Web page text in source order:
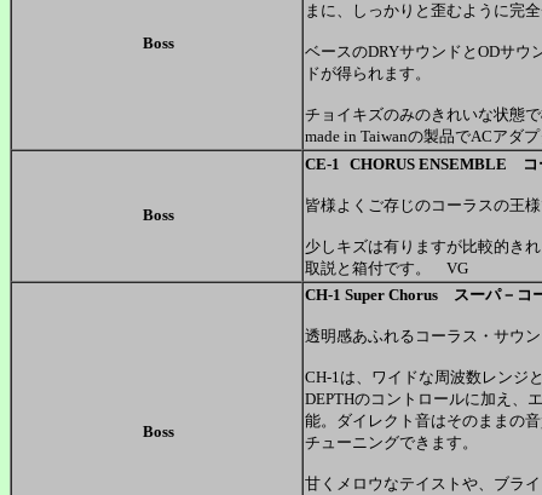
Boss
まに、しっかりと歪むように完
ベースのDRYサウンドとODサウ
ドが得られます。
チョイキズのみのきれいな状態
made in Taiwanの製品でACアダ
Boss
CE-1 CHORUS ENSEMBLE コ
皆様よくご存じのコーラスの王
少しキズは有りますが比較的き
取説と箱付です。 VG
Boss
CH-1 Super Chorus スーパ－
透明感あふれるコーラス・サウ
CH-1は、ワイドな周波数レンジ
DEPTHのコントロールに加え、
能。ダイレクト音はそのままの
チューニングできます。
甘くメロウなテイストや、ブラ